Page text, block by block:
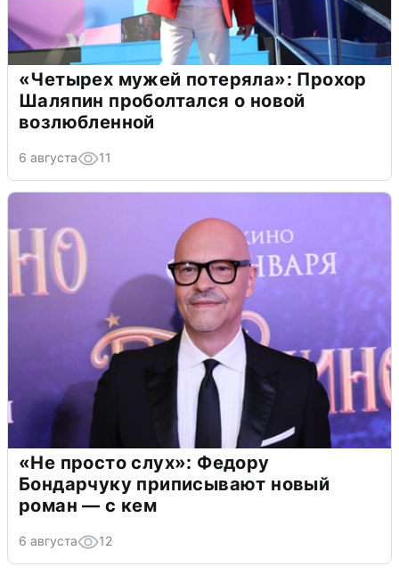
«Четырех мужей потеряла»: Прохор
Шаляпин проболтался о новой
возлюбленной
6 августа 11
«Не просто слух»: Федору
Бондарчуку приписывают новый
роман — с кем
6 августа 12